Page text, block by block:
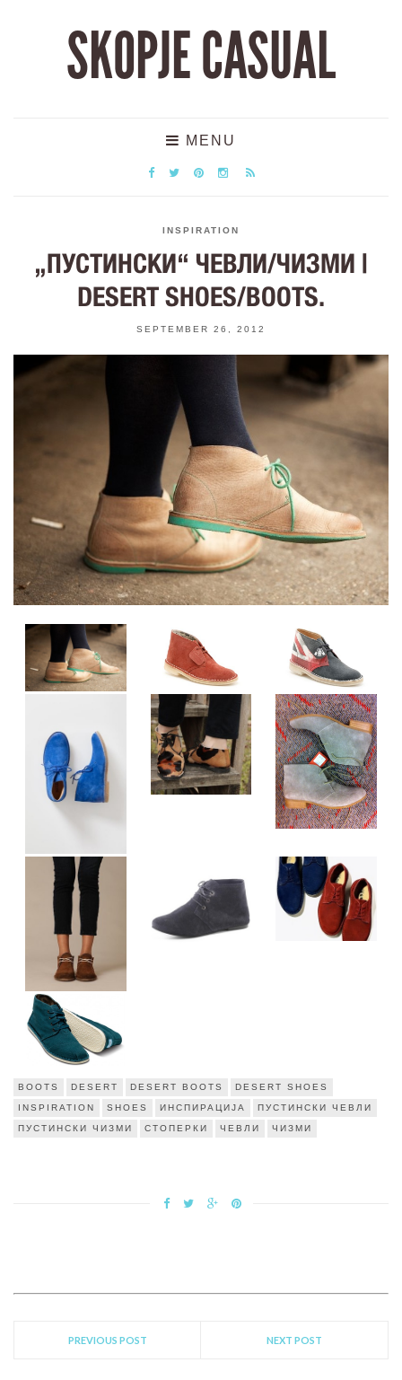
SKOPJE CASUAL
MENU
INSPIRATION
„ПУСТИНСКИ“ ЧЕВЛИ/ЧИЗМИ |
DESERT SHOES/BOOTS.
SEPTEMBER 26, 2012
BOOTS DESERT DESERT BOOTS DESERT SHOES
INSPIRATION SHOES ИНСПИРАЦИЈА ПУСТИНСКИ ЧЕВЛИ
ПУСТИНСКИ ЧИЗМИ СТОПЕРКИ ЧЕВЛИ ЧИЗМИ
PREVIOUS POST NEXT POST